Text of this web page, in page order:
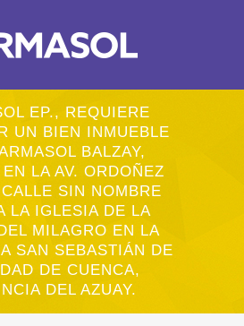
EP., REQUIERE
UN BIEN INMUEBLE
BALZAY,
LA AV. ORDOÑEZ
SIN NOMBRE
LA IGLESIA DE LA
MILAGRO EN LA
SAN SEBASTIÁN DE
DE CUENCA,
DEL AZUAY.